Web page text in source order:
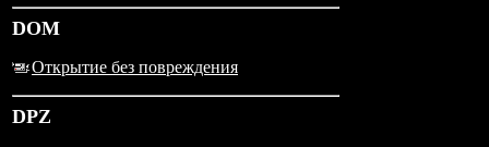
DOM
Открытие без повреждения
DPZ